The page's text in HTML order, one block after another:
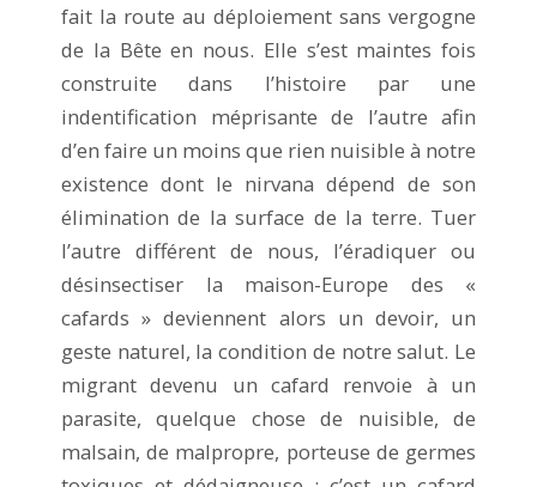
fait la route au déploiement sans vergogne
de la Bête en nous. Elle s’est maintes fois
construite dans l’histoire par une
indentification méprisante de l’autre afin
d’en faire un moins que rien nuisible à notre
existence dont le nirvana dépend de son
élimination de la surface de la terre. Tuer
l’autre différent de nous, l’éradiquer ou
désinsectiser la maison-Europe des «
cafards » deviennent alors un devoir, un
geste naturel, la condition de notre salut. Le
migrant devenu un cafard renvoie à un
parasite, quelque chose de nuisible, de
malsain, de malpropre, porteuse de germes